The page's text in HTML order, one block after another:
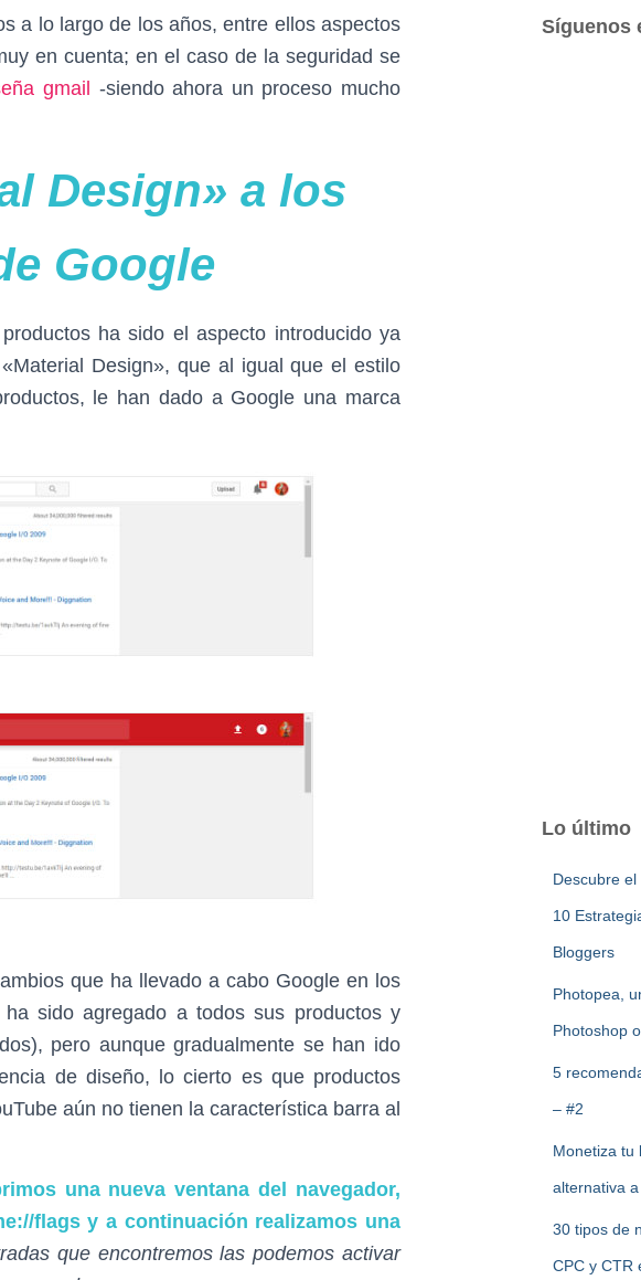
a lo largo de los años, entre ellos aspectos
en cuenta; en el caso de la seguridad se
gmail
-siendo ahora un proceso mucho
Design» a los
Google
ha sido el aspecto introducido ya
Design», que al igual que el estilo
le han dado a Google una marca
que ha llevado a cabo Google en los
sido agregado a todos sus productos y
pero aunque gradualmente se han ido
de diseño, lo cierto es que productos
aún no tienen la característica barra al
una nueva ventana del navegador,
flags y a continuación realizamos una
que encontremos las podemos activar
a
Síguenos
Lo último
Descubre
10
Bloggers
Photopea,
Photoshop
5
– #2
Monetiza tu
alternativa
30 tipos de
CPC y CTR